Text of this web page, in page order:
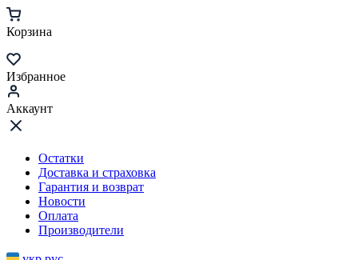
Корзина
Избранное
Аккаунт
Остатки
Доставка и страховка
Гарантия и возврат
Новости
Оплата
Производители